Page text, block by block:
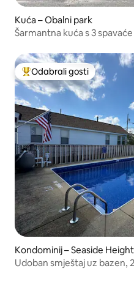
Kuća – Obalni park
Šarmantna kuća s 3
Među najviše rangiranima s
Odabrali gosti
Kondominij – Seaside
Udoban smještaj uz bazen,